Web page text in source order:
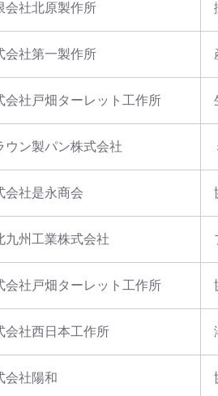
会社北原製作所
会社第一製作所
会社戸畑ターレット工作所
ウン製パン株式会社
会社是永商会
九州工業株式会社
会社戸畑ターレット工作所
会社西日本工作所
会社陽和